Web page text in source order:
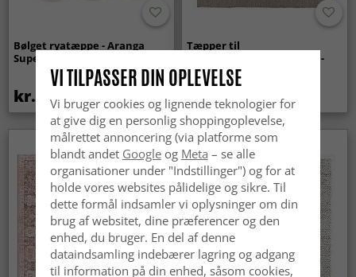
Bølget ryatæppe - Aranga
Super Soft Fur (beige)
kr.369
Tæpper til
indendørs/udendørs brug -
Arlo (beige)
kr.449
VI TILPASSER DIN OPLEVELSE
Vi bruger cookies og lignende teknologier for
at give dig en personlig shoppingoplevelse,
målrettet annoncering (via platforme som
blandt andet Googleog Meta – se alle
organisationer under "Indstillinger") og for at
holde vores websites pålidelige og sikre. Til
dette formål indsamler vi oplysninger om din
brug af websitet, dine præferencer og den
enhed, du bruger. En del af denne
dataindsamling indebærer lagring og adgang
til information på din enhed, såsom cookies,